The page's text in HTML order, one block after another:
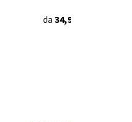
da 34,95